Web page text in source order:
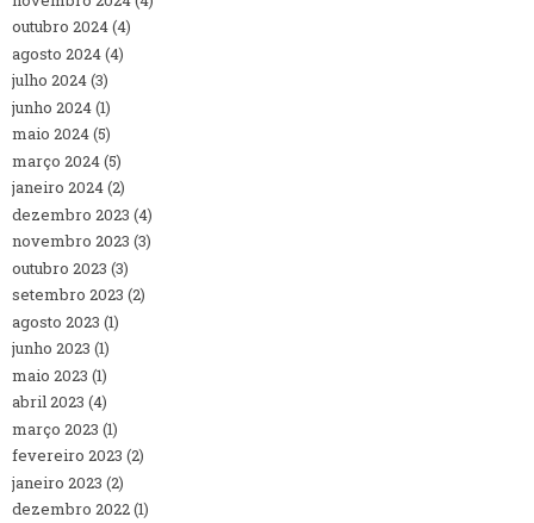
outubro 2024(4)
agosto 2024(4)
julho 2024(3)
junho 2024(1)
maio 2024(5)
março 2024(5)
janeiro 2024(2)
dezembro 2023 (4)
novembro 2023 (3)
outubro 2023 (3)
setembro 2023 (2)
agosto 2023 (1)
junho 2023 (1)
maio 2023 (1)
abril 2023 (4)
março 2023 (1)
fevereiro 2023 (2)
janeiro 2023 (2)
dezembro 2022(1)